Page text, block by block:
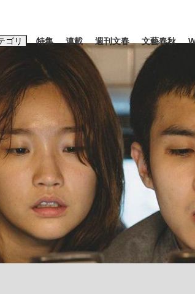
ゴリ
ス エンタメ ライフ
飲み会、JIN→伊豆の... 「
特集 連載 週刊文春 文藝春秋
キーワード入
ワードタグ一覧
凌輝 #高市早苗 #後藤真希 #森岡毅
#亀和田武